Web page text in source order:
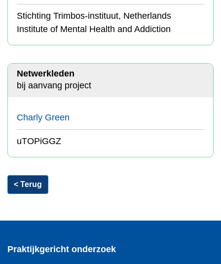
Stichting Trimbos-instituut, Netherlands
Institute of Mental Health and Addiction
Netwerkleden
bij aanvang project
Charly Green
uTOPiGGZ
< Terug
Praktijkgericht onderzoek